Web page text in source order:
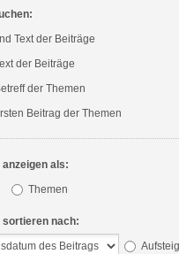
Text der Beiträge
der Beiträge
der Themen
Beitrag der Themen
als:
Themen
sortieren nach: